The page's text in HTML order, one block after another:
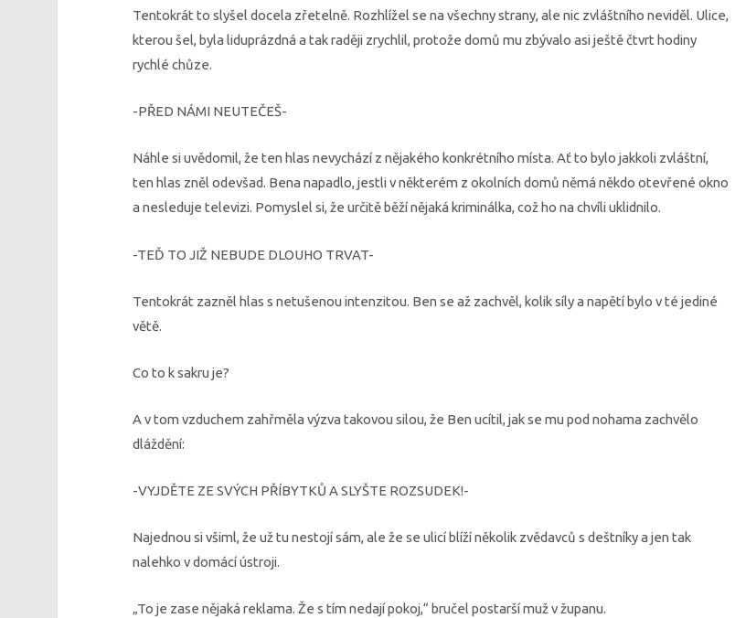
Tentokrát to slyšel docela zřetelně. Rozhlížel se na všechny strany, ale nic zvláštního neviděl. Ulice,
kterou šel, byla liduprázdná a tak raději zrychlil, protože domů mu zbývalo asi ještě čtvrt hodiny
rychlé chůze.
-PŘED NÁMI NEUTEČEŠ-
Náhle si uvědomil, že ten hlas nevychází z nějakého konkrétního místa. Ať to bylo jakkoli zvláštní,
ten hlas zněl odevšad. Bena napadlo, jestli v některém z okolních domů němá někdo otevřené okno
a nesleduje televizi. Pomyslel si, že určitě běží nějaká kriminálka, což ho na chvíli uklidnilo.
-TEĎ TO JIŽ NEBUDE DLOUHO TRVAT-
Tentokrát zazněl hlas s netušenou intenzitou. Ben se až zachvěl, kolik síly a napětí bylo v té jediné
větě.
Co to k sakru je?
A v tom vzduchem zahřměla výzva takovou silou, že Ben ucítil, jak se mu pod nohama zachvělo
dláždění:
-VYJDĚTE ZE SVÝCH PŘÍBYTKŮ A SLYŠTE ROZSUDEK!-
Najednou si všiml, že už tu nestojí sám, ale že se ulicí blíží několik zvědavců s deštníky a jen tak
nalehko v domácí ústroji.
„To je zase nějaká reklama. Že s tím nedají pokoj,“ bručel postarší muž v županu.